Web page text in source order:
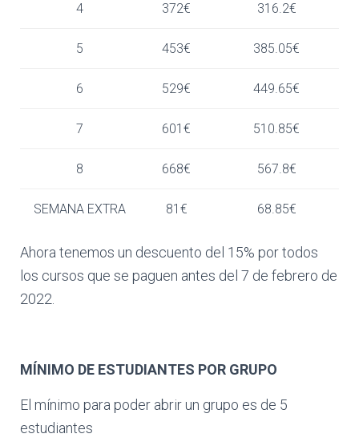
4 372€ 316.2€
5 453€ 385.05€
6 529€ 449.65€
7 601€ 510.85€
8 668€ 567.8€
SEMANA EXTRA 81€ 68.85€
Ahora tenemos un descuento del 15% por todos
los cursos que se paguen antes del 7 de febrero de
2022.
MÍNIMO DE ESTUDIANTES POR GRUPO
El mínimo para poder abrir un grupo es de 5
estudiantes